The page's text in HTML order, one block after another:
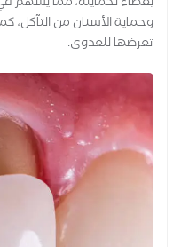
وحماية الأسنان من التآكل،
تعرضها للعدوى.